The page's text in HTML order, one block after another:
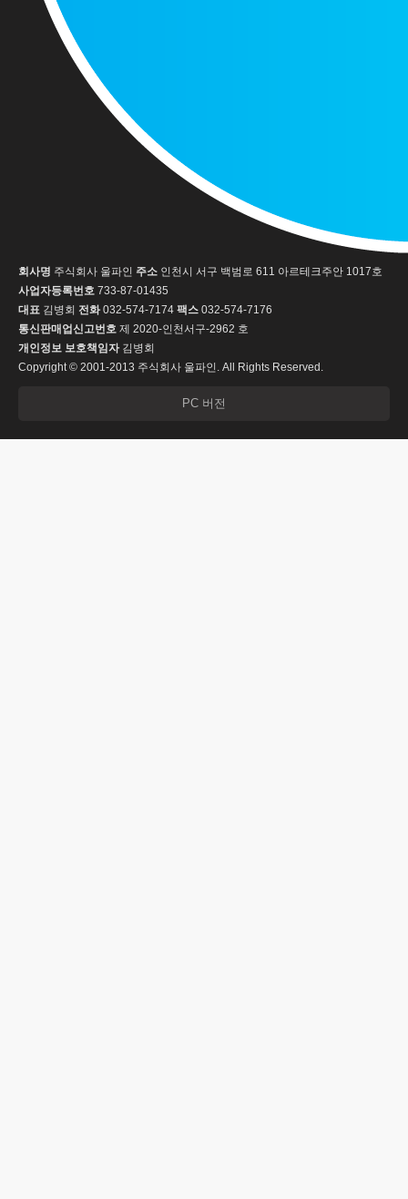
회사명 주식회사 울파인 주소 인천시 서구 백범로 611 아르테크주안 1017호
사업자등록번호 733-87-01435
대표 김병회 전화032-574-7174 팩스 032-574-7176
통신판매업신고번호 제 2020-인천서구-2962 호
개인정보 보호책임자김병회
Copyright © 2001-2013 주식회사 울파인. All Rights Reserved.
PC 버전